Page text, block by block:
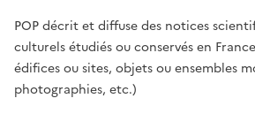
POP décrit et diffuse des notices
culturels étudiés ou conservés en
édifices ou sites, objets ou ensembles
photographies, etc.)